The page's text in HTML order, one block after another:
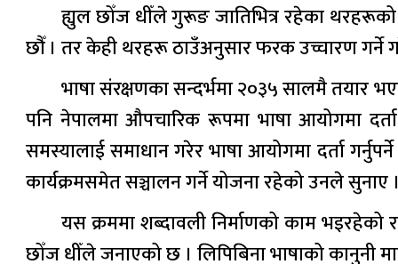
ह्युल छोँज धीँले गुरूङ जातिभित्र रहेका
छौँ । तर केही थरहरू ठाउँअनुसार फरक उच्चारण गर्ने
भाषा संरक्षणका सन्दर्भमा २०३५ सालमै तयार
पनि नेपालमा औपचारिक रूपमा भाषा आयोगमा
समस्यालाई समाधान गरेर भाषा आयोगमा दर्ता
कार्यक्रमसमेत सञ्चालन गर्ने योजना रहेको उनले सुनाए
यस क्रममा शब्दावली निर्माणको काम
छोँज धीँले जनाएको छ । लिपिबिना भाषाको कानुनी